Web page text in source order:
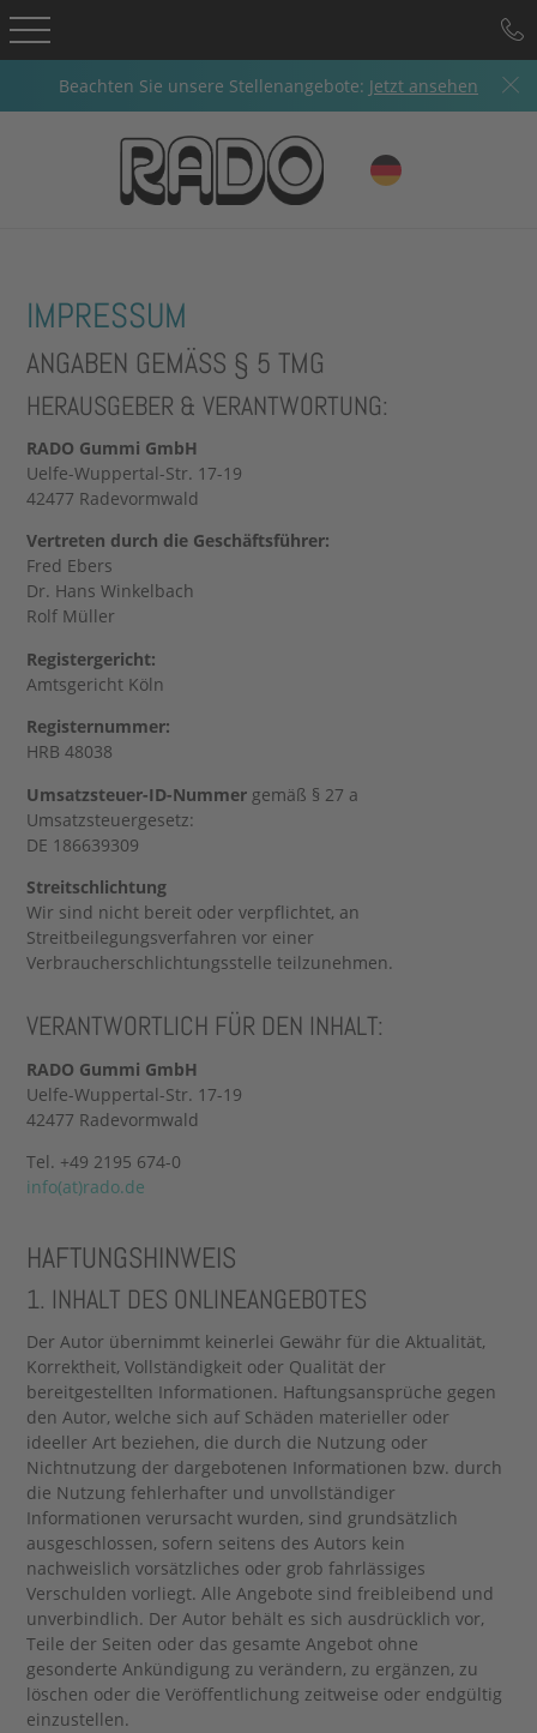
Beachten Sie unsere Stellenangebote: Jetzt ansehen
IMPRESSUM
ANGABEN GEMÄSS § 5 TMG
HERAUSGEBER & VERANTWORTUNG:
RADO Gummi GmbH
Uelfe-Wuppertal-Str. 17-19
42477 Radevormwald
Vertreten durch die Geschäftsführer:
Fred Ebers
Dr. Hans Winkelbach
Rolf Müller
Registergericht:
Amtsgericht Köln
Registernummer:
HRB 48038
Umsatzsteuer-ID-Nummer gemäß § 27 a
Umsatzsteuergesetz:
DE 186639309
Streitschlichtung
Wir sind nicht bereit oder verpflichtet, an
Streitbeilegungsverfahren vor einer
Verbraucherschlichtungsstelle teilzunehmen.
VERANTWORTLICH FÜR DEN INHALT:
RADO Gummi GmbH
Uelfe-Wuppertal-Str. 17-19
42477 Radevormwald
Tel. +49 2195 674-0
info(at)rado.de
HAFTUNGSHINWEIS
1. INHALT DES ONLINEANGEBOTES
Der Autor übernimmt keinerlei Gewähr für die Aktualität,
Korrektheit, Vollständigkeit oder Qualität der
bereitgestellten Informationen. Haftungsansprüche gegen
den Autor, welche sich auf Schäden materieller oder
ideeller Art beziehen, die durch die Nutzung oder
Nichtnutzung der dargebotenen Informationen bzw. durch
die Nutzung fehlerhafter und unvollständiger
Informationen verursacht wurden, sind grundsätzlich
ausgeschlossen, sofern seitens des Autors kein
nachweislich vorsätzliches oder grob fahrlässiges
Verschulden vorliegt. Alle Angebote sind freibleibend und
unverbindlich. Der Autor behält es sich ausdrücklich vor,
Teile der Seiten oder das gesamte Angebot ohne
gesonderte Ankündigung zu verändern, zu ergänzen, zu
löschen oder die Veröffentlichung zeitweise oder endgültig
einzustellen.